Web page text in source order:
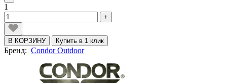
1
+
В КОРЗИНУ Купить в 1 клик
Бренд: Condor Outdoor